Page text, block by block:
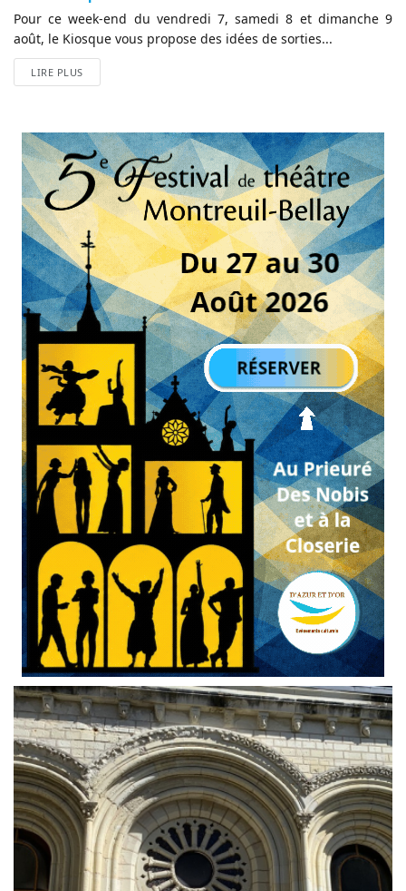
Pour ce week-end du vendredi 7, samedi 8 et dimanche 9
août, le Kiosque vous propose des idées de sorties...
LIRE PLUS